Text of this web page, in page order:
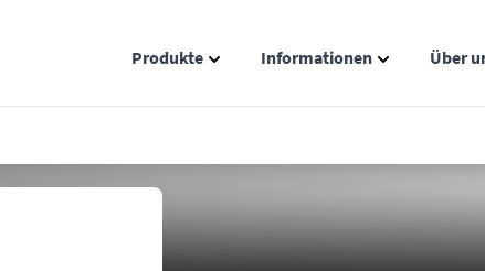
Produkte
Informationen
Über